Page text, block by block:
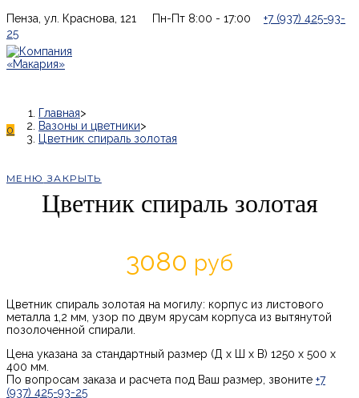
Перейти
к
содержимому
Пенза, ул. Краснова, 121 Пн-Пт 8:00 - 17:00 +7 (937) 425-93-
25
0
МЕНЮ ЗАКРЫТЬ
Главная>
Вазоны и цветники>
Цветник спираль золотая
Цветник спираль золотая
3080 руб
Цветник спираль золотая на могилу: корпус из листового
металла 1,2 мм, узор по двум ярусам корпуса из вытянутой
позолоченной спирали.
Цена указана за стандартный размер (Д х Ш х В) 1250 х 500 х
400 мм.
По вопросам заказа и расчета под Ваш размер, звоните +7
(937) 425-93-25